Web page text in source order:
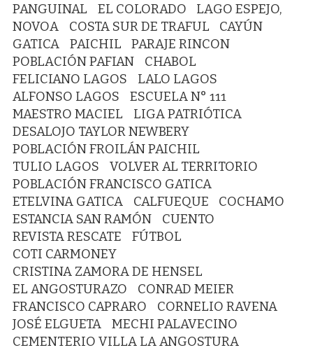
PANGUINAL
EL COLORADO
LAGO ESPEJO,
NOVOA
COSTA SUR DE TRAFUL
CAYÚN
GATICA
PAICHIL
PARAJE RINCON
POBLACIÓN PAFIAN
CHABOL
FELICIANO LAGOS
LALO LAGOS
ALFONSO LAGOS
ESCUELA N° 111
MAESTRO MACIEL
LIGA PATRIÓTICA
DESALOJO TAYLOR NEWBERY
POBLACIÓN FROILÁN PAICHIL
TULIO LAGOS
VOLVER AL TERRITORIO
POBLACIÓN FRANCISCO GATICA
ETELVINA GATICA
CALFUEQUE
COCHAMO
ESTANCIA SAN RAMÓN
CUENTO
REVISTA RESCATE
FÚTBOL
COTI CARMONEY
CRISTINA ZAMORA DE HENSEL
EL ANGOSTURAZO
CONRAD MEIER
FRANCISCO CAPRARO
CORNELIO RAVENA
JOSÉ ELGUETA
MECHI PALAVECINO
CEMENTERIO VILLA LA ANGOSTURA